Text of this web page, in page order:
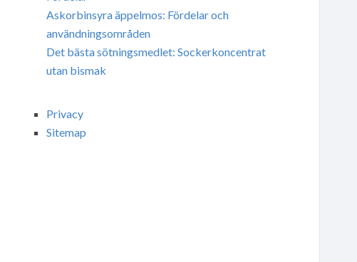
Askorbinsyra äppelmos: Fördelar och
användningsområden
Det bästa sötningsmedlet: Sockerkoncentrat
utan bismak
Privacy
Sitemap